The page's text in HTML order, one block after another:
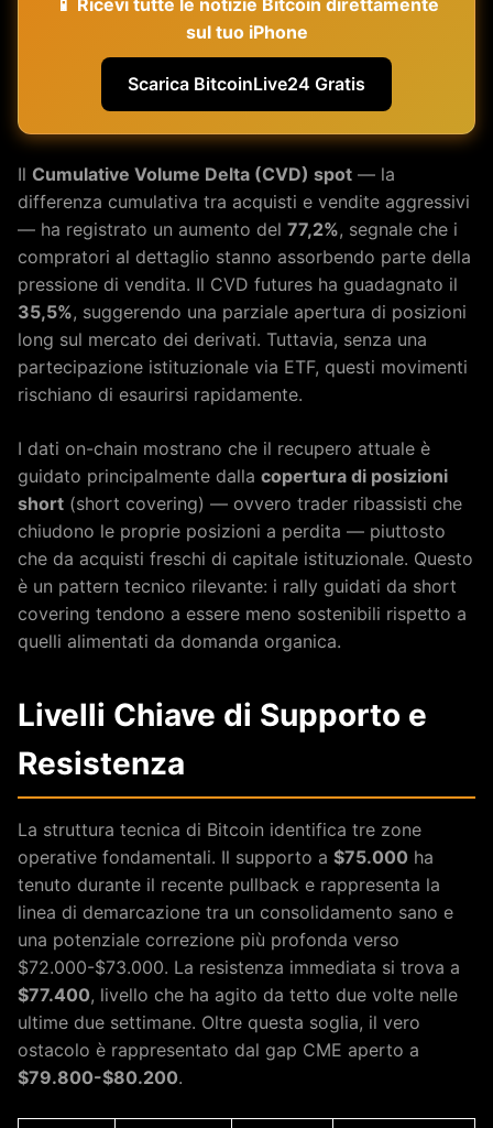
sul tuo iPhone
Scarica BitcoinLive24 Gratis
Il Cumulative Volume Delta (CVD) spot — la
differenza cumulativa tra acquisti e vendite aggressivi
— ha registrato un aumento del 77,2%, segnale che i
compratori al dettaglio stanno assorbendo parte della
pressione di vendita. Il CVD futures ha guadagnato il
35,5%, suggerendo una parziale apertura di posizioni
long sul mercato dei derivati. Tuttavia, senza una
partecipazione istituzionale via ETF, questi movimenti
rischiano di esaurirsi rapidamente.
I dati on-chain mostrano che il recupero attuale è
guidato principalmente dalla copertura di posizioni
short (short covering) — ovvero trader ribassisti che
chiudono le proprie posizioni a perdita — piuttosto
che da acquisti freschi di capitale istituzionale. Questo
è un pattern tecnico rilevante: i rally guidati da short
covering tendono a essere meno sostenibili rispetto a
quelli alimentati da domanda organica.
Livelli Chiave di Supporto e
Resistenza
La struttura tecnica di Bitcoin identifica tre zone
operative fondamentali. Il supporto a $75.000 ha
tenuto durante il recente pullback e rappresenta la
linea di demarcazione tra un consolidamento sano e
una potenziale correzione più profonda verso
$72.000-$73.000. La resistenza immediata si trova a
$77.400, livello che ha agito da tetto due volte nelle
ultime due settimane. Oltre questa soglia, il vero
ostacolo è rappresentato dal gap CME aperto a
$79.800-$80.200.